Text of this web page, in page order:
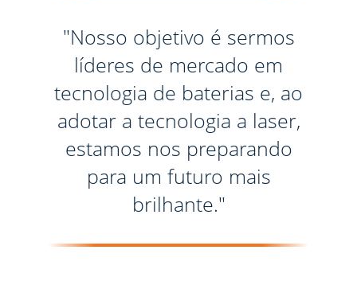
"Nosso objetivo é sermos
líderes de mercado em
tecnologia de baterias e, ao
adotar a tecnologia a laser,
estamos nos preparando
para um futuro mais
brilhante."